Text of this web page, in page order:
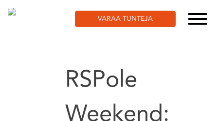
VARAA TUNTEJA
RSPole
Weekend: